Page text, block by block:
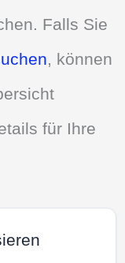
Falls Sie
, können
für Ihre